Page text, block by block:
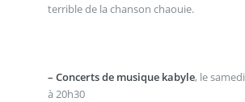
terrible de la chanson chaouie.
– Concerts de musique kabyle, le
à 20h30